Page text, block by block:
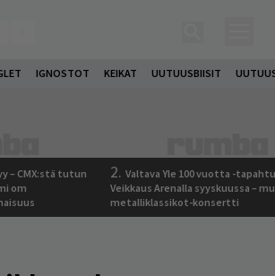
IGNOSTOT KEIKAT UUTUUSBIISIT
– CMX:stä tutun
om
2. Valtava Yle 100 vuotta -
Veikkaus Arenalla syyskuussa –
metalliklassikot-konsertti